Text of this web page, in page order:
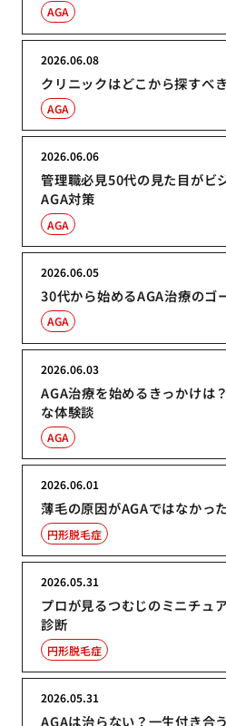
AGA
クリニックはどこから探すべ
2026.06.08
AGA
管理職必見50代の見た目がビ
AGA対策
2026.06.06
AGA
30代から始めるAGA治療のゴ
2026.06.05
AGA
AGA治療を始めるきっかけは
な体験談
2026.06.03
AGA
薄毛の原因がAGAではなかっ
2026.06.01
円形脱毛症
プロが見るつむじのミニチュ
診断
2026.05.31
円形脱毛症
AGAは治らない？一生付き合
2026.05.31